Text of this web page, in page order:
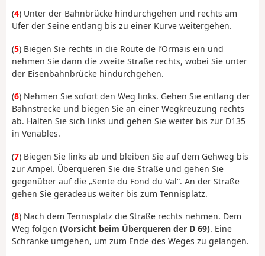
(4) Unter der Bahnbrücke hindurchgehen und rechts am
Ufer der Seine entlang bis zu einer Kurve weitergehen.
(5) Biegen Sie rechts in die Route de l’Ormais ein und
nehmen Sie dann die zweite Straße rechts, wobei Sie unter
der Eisenbahnbrücke hindurchgehen.
(6) Nehmen Sie sofort den Weg links. Gehen Sie entlang der
Bahnstrecke und biegen Sie an einer Wegkreuzung rechts
ab. Halten Sie sich links und gehen Sie weiter bis zur D135
in Venables.
(7) Biegen Sie links ab und bleiben Sie auf dem Gehweg bis
zur Ampel. Überqueren Sie die Straße und gehen Sie
gegenüber auf die „Sente du Fond du Val“. An der Straße
gehen Sie geradeaus weiter bis zum Tennisplatz.
(8) Nach dem Tennisplatz die Straße rechts nehmen. Dem
Weg folgen (Vorsicht beim Überqueren der D 69). Eine
Schranke umgehen, um zum Ende des Weges zu gelangen.